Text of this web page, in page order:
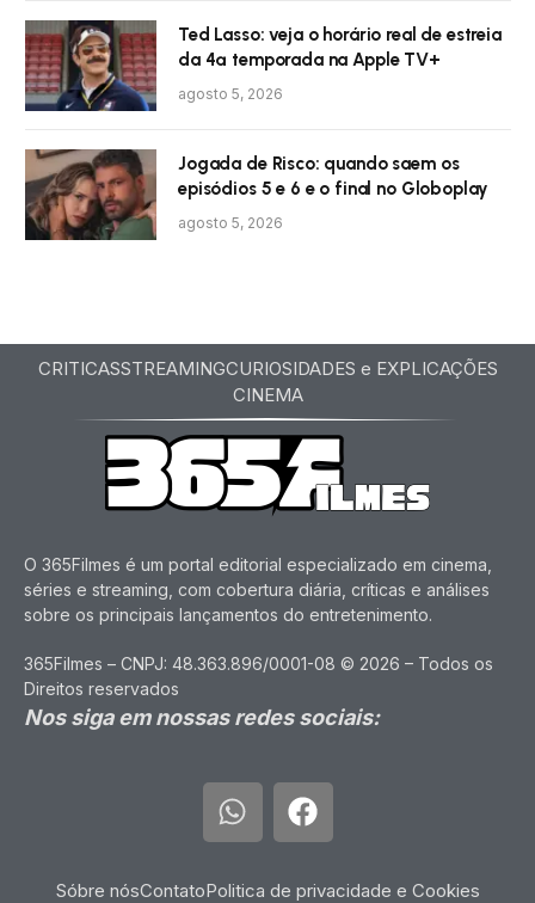
Ted Lasso: veja o horário real de estreia
da 4ª temporada na Apple TV+
agosto 5, 2026
Jogada de Risco: quando saem os
episódios 5 e 6 e o final no Globoplay
agosto 5, 2026
CRITICASSTREAMINGCURIOSIDADES e EXPLICAÇÕES
CINEMA
O 365Filmes é um portal editorial especializado em cinema,
séries e streaming, com cobertura diária, críticas e análises
sobre os principais lançamentos do entretenimento.
365Filmes – CNPJ: 48.363.896/0001-08 © 2026 – Todos os
Direitos reservados
Nos siga em nossas redes sociais:
Sóbre nósContatoPolitica de privacidade e Cookies